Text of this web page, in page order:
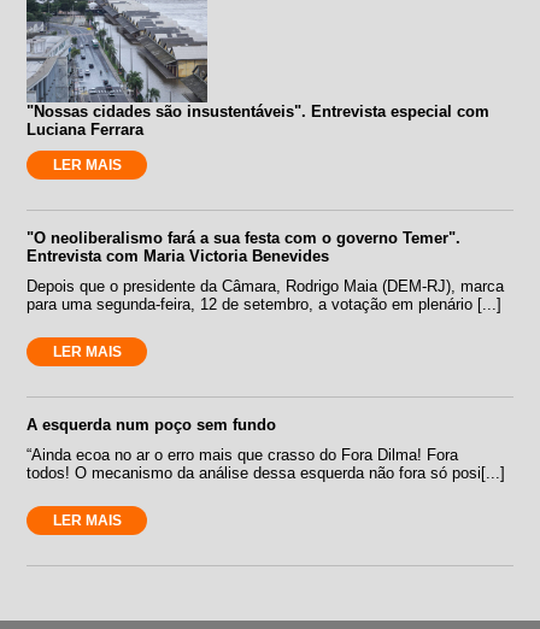
"Nossas cidades são insustentáveis". Entrevista especial com
Luciana Ferrara
LER MAIS
"O neoliberalismo fará a sua festa com o governo Temer".
Entrevista com Maria Victoria Benevides
Depois que o presidente da Câmara, Rodrigo Maia (DEM-RJ), marca
para uma segunda-feira, 12 de setembro, a votação em plenário [...]
LER MAIS
A esquerda num poço sem fundo
“Ainda ecoa no ar o erro mais que crasso do Fora Dilma! Fora
todos! O mecanismo da análise dessa esquerda não fora só posi[...]
LER MAIS